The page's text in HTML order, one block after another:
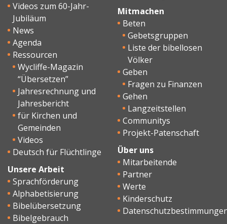
Videos zum 60-Jahr-
Jubiläum
News
Agenda
Ressourcen
Wycliffe-Magazin
“Übersetzen”
Jahresrechnung und
Jahresbericht
für Kirchen und
Gemeinden
Videos
Deutsch für Flüchtlinge
Unsere Arbeit
Sprachförderung
Alphabetisierung
Bibelübersetzung
Bibelgebrauch
Mitmachen
Beten
Gebetsgruppen
Liste der bibellosen
Völker
Geben
Fragen zu Finanzen
Gehen
Langzeitstellen
Communitys
Projekt-Patenschaft
Über uns
Mitarbeitende
Partner
Werte
Kinderschutz